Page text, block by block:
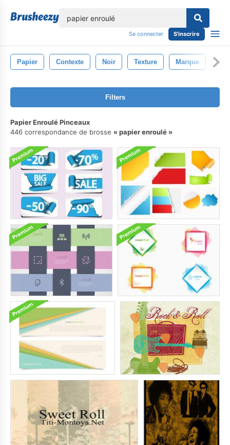
Se connecter S'inscrire
Papier Contexte Noir Texture Marque
Filters
Papier Enroulé Pinceaux
446 correspondance de brosse
papier enroulé